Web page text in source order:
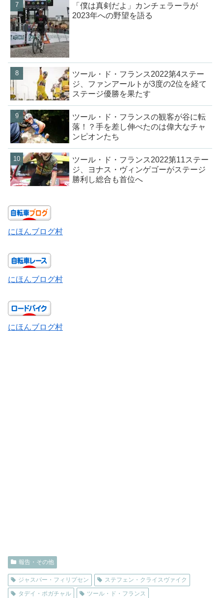
「僕は真剣だよ」カンチェラーラが
2023年への野望を語る
ツール・ド・フランス2022第4ステー
ジ、ファンアールトが3度の2位を経て
ステージ優勝を果たす
ツール・ド・フランスの観客が谷に転
落！？手を差し伸べたのは偉大なチャ
ンピオンたち
ツール・ド・フランス2022第11ステー
ジ、ヨナス・ヴィンゲゴーがステージ
勝利し総合も首位へ
にほんブログ村
にほんブログ村
にほんブログ村
報告・その他
ジャスパー・フィリプセン
ステフェン・クライスヴァイク
タデイ・ポガチャル
ツール・ド・フランス